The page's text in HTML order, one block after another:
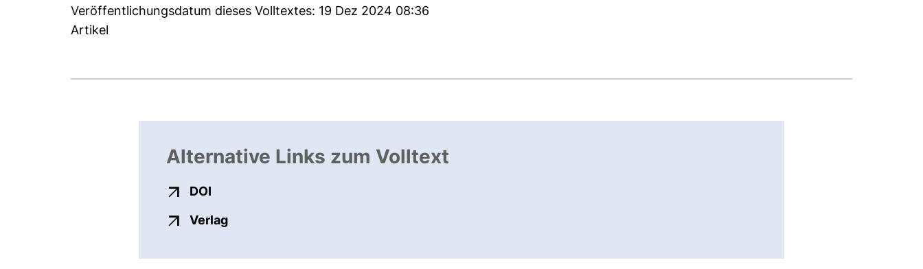
Veröffentlichungsdatum dieses Volltextes: 19 Dez 2024 08:36
Artikel
Alternative Links zum Volltext
DOI
Verlagexterner Link, öffnet neues Fenster